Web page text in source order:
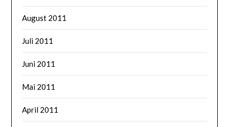
August 2011
Juli 2011
Juni 2011
Mai 2011
April 2011